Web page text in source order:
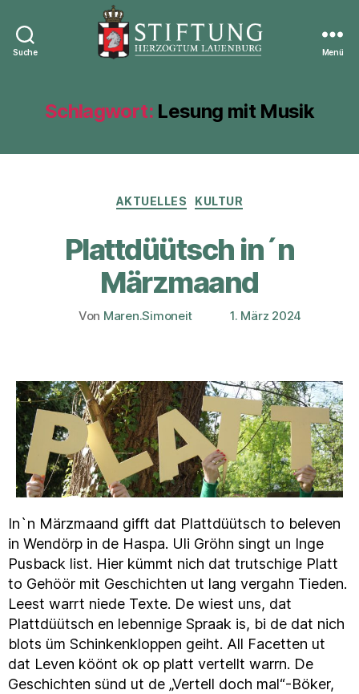
Suche
Lauenburg
Menü
Schlagwort: Lesung mit Musik
Kategorien
AKTUELLES KULTUR
Plattdüütsch in´n
Märzmaand
Beitragsautor
Von Maren.Simoneit Veröffentlichungsdatum
1. März 2024
In`n Märzmaand gifft dat Plattdüütsch to beleven
in Wendörp in de Haspa. Uli Gröhn singt un Inge
Pusback list. Hier kümmt nich dat trutschige Platt
to Gehöör mit Geschichten ut lang vergahn Tieden.
Leest warrt niede Texte. De wiest uns, dat
Plattdüütsch en lebennige Spraak is, bi de dat nich
blots üm Schinkenkloppen geiht. All Facetten ut
dat Leven köönt ok op platt vertellt warrn. De
Geschichten sünd ut de „Vertell doch mal“-Böker,